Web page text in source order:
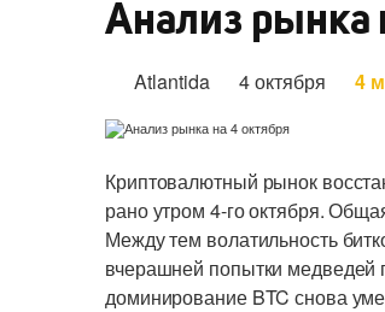
Анализ рынка
Atlantida 4 октября 4
Криптовалютный рынок
рано утром 4-го октября.
Между тем волатильность
вчерашней попытки медведей
доминирование BTC снова